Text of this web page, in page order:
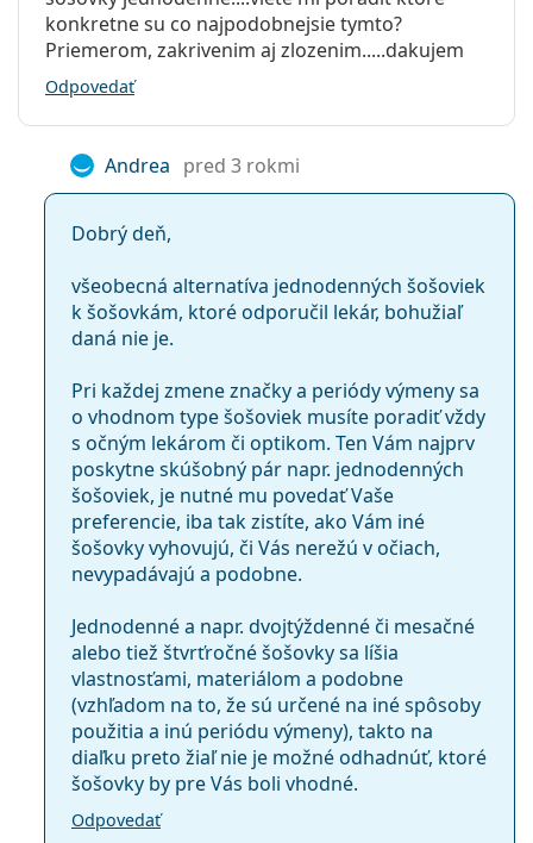
Biofinity?
Je značka Biofinity dobrá?
Je vhodné spať s kontaktnými šošovkami
Biofinity?
Aký je rozdiel medzi Biofinity (6 šošoviek) a
Ostatné mesačné kontaktné šošovky
Najčastejšie sa predáva s roztokomVantio Multi-
Purpose 360 ml s puzdrom.
Ide o zdravotnícku pomôcku. Pred použitím si
Kontaktné šošovky
Sférické a asférické šošovky
konkretne su co najpodobnejsie tymto?
Priemerom, zakrivenim aj zlozenim.....dakujem
Odpovedať
Andrea pred 3 rokmi
Dobrý deň,
všeobecná alternatíva jednodenných šošoviek
k šošovkám, ktoré odporučil lekár, bohužiaľ
daná nie je.
Pri každej zmene značky a periódy výmeny sa
o vhodnom type šošoviek musíte poradiť vždy
s očným lekárom či optikom. Ten Vám najprv
poskytne skúšobný pár napr. jednodenných
šošoviek, je nutné mu povedať Vaše
preferencie, iba tak zistíte, ako Vám iné
šošovky vyhovujú, či Vás nerežú v očiach,
nevypadávajú a podobne.
Jednodenné a napr. dvojtýždenné či mesačné
alebo tiež štvrťročné šošovky sa líšia
vlastnosťami, materiálom a podobne
(vzhľadom na to, že sú určené na iné spôsoby
použitia a inú periódu výmeny), takto na
diaľku preto žiaľ nie je možné odhadnúť, ktoré
šošovky by pre Vás boli vhodné.
Odpovedať